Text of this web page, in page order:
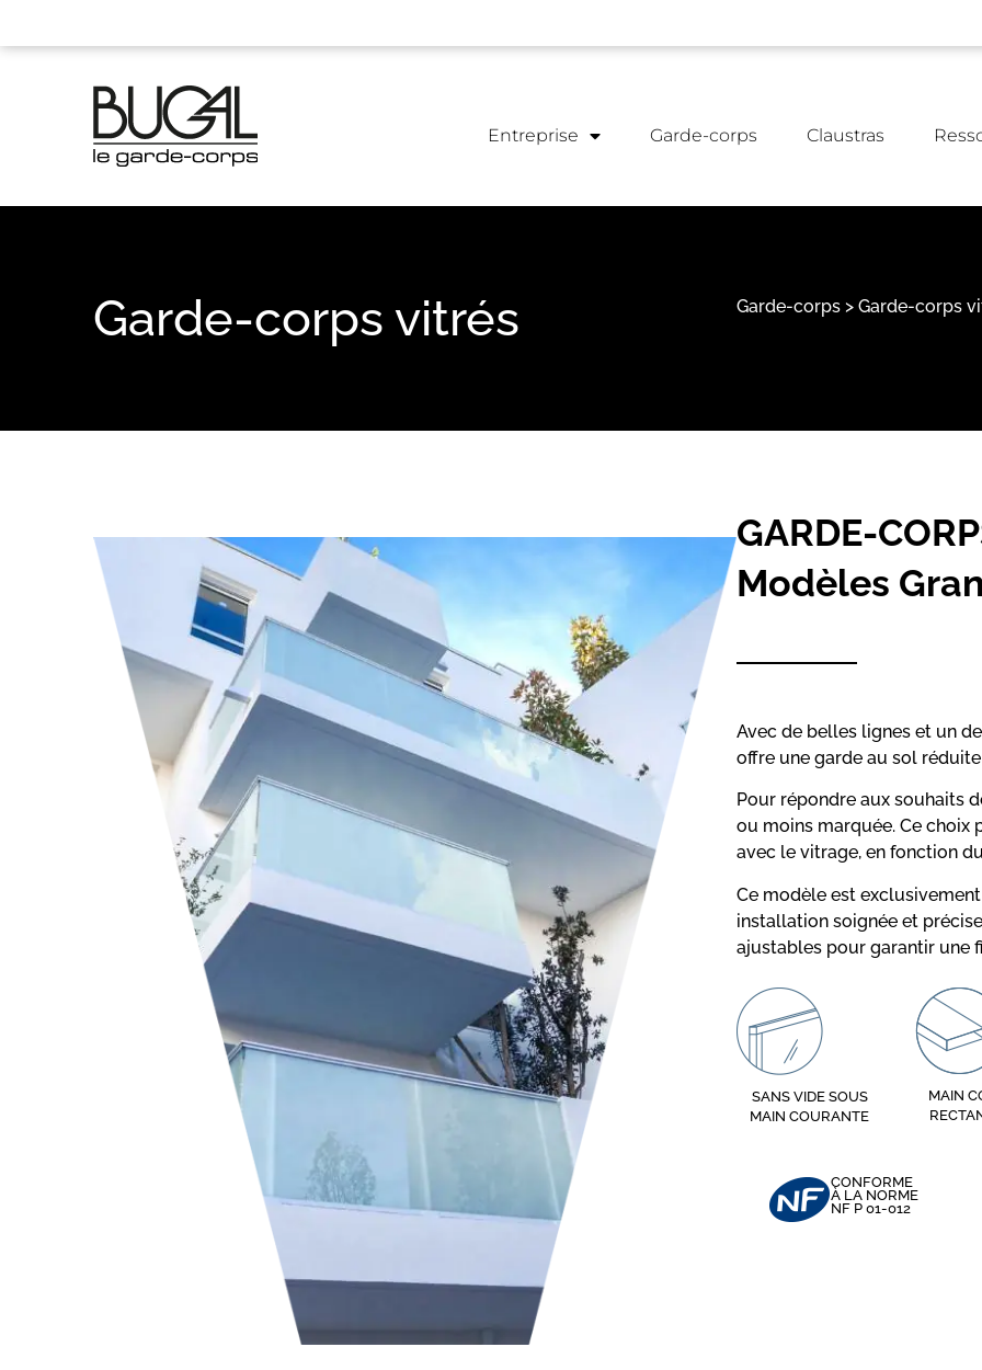
Entreprise Garde-corps Claustras
Garde-corps vitrés Garde-corps > Garde-corps
GARDE-
Modèles
Avec de belles lignes et un
offre une garde au sol
Pour répondre aux souhaits
ou moins marquée. Ce
avec le vitrage, en fonction
Ce modèle est
installation soignée et
ajustables pour garantir une
SANS VIDE SOUS
MAIN COURANTE
MAIN
CONFORME
À LA NORME
NF P 01-012